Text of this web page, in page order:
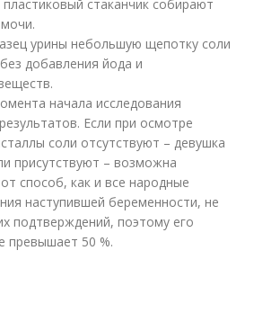
стаканчик собирают
урины небольшую щепотку соли
добавления йода и
начала исследования
Если при осмотре
соли отсутствуют – девушка
присутствуют – возможна
способ, как и все народные
наступившей беременности, не
подтверждений, поэтому его
превышает 50 %.